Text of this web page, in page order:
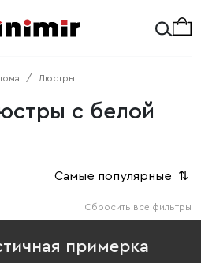
Люстры
с белой
Самые популярные ⇅
Сбросить все фильтры
примерка